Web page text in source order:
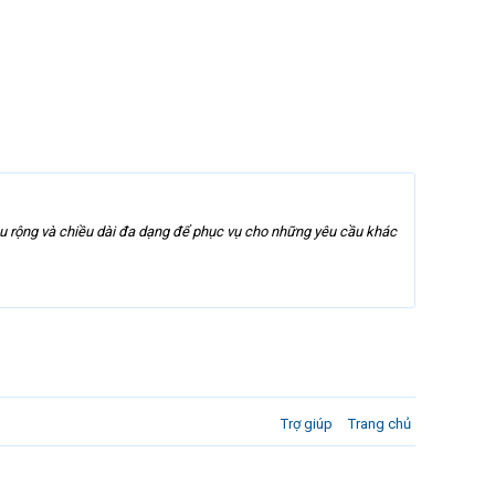
và chiều dài đa dạng để phục vụ cho những yêu cầu khác
Trợ giúp Trang chủ